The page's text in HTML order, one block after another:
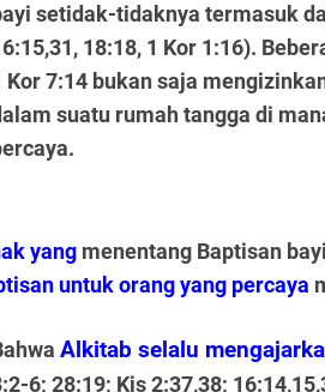
setidak-tidaknya termasuk
18:18, 1 Kor 1:16).
Kor 7:14 bukan saja
suatu rumah tangga di
yang menentang Baptisan
untuk orang yang percaya
Alkitab selalu
6; 28:19; Kis 2:37,38;